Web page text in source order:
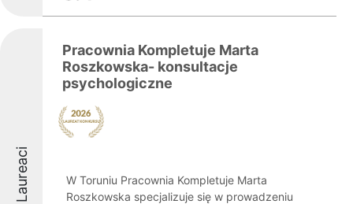
Laureaci
Pracownia Kompletuje Marta
Roszkowska- konsultacje
psychologiczne
W Toruniu Pracownia Kompletuje Marta
Roszkowska specjalizuje się w prowadzeniu